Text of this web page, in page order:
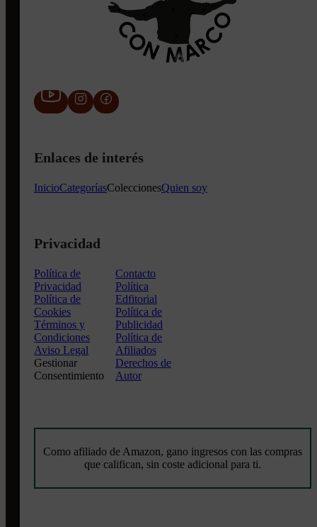
Enlaces de interés
InicioCategoríasColeccionesQuien soy
Privacidad
Política de
Privacidad
Política de
Cookies
Términos y
Condiciones
Aviso Legal
Gestionar
Consentimiento
Contacto
Política
Edfitorial
Política de
Publicidad
Política de
Afiliados
Derechos de
Autor
Como afiliado de Amazon, gano ingresos con las compras
que califican, sin coste adicional para ti.